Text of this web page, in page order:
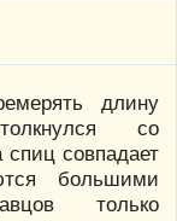
длину
со
совпадает
большими
только